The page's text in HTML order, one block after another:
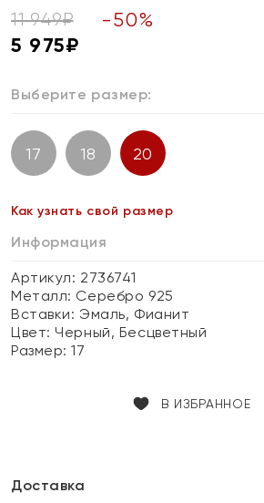
11 949₽ -50%
5 975₽
Выберите размер:
17 18 20
Как узнать свой размер
Информация
Артикул: 2736741
Металл: Серебро 925
Вставки:Эмаль, Фианит
Цвет:Черный, Бесцветный
Размер:17
В ИЗБРАННОЕ
Доставка